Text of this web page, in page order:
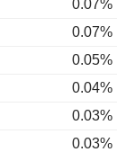
0.07%
0.07%
0.05%
0.04%
0.03%
0.03%